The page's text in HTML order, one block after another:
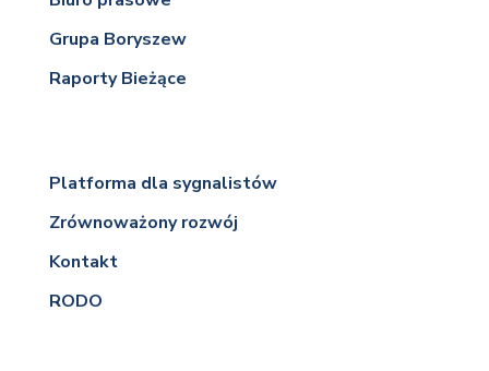
Grupa Boryszew
Raporty Bieżące
Platforma dla sygnalistów
Zrównoważony rozwój
Kontakt
RODO